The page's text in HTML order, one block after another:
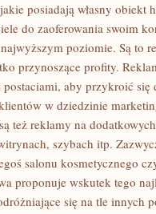
posiadają własny obiekt
do zaoferowania swoim
poziomie. Są to
przynoszące profity.
aby przykroić się
w dziedzinie
też reklamy na
szybach itp.
salonu kosmetycznego
proponuje wskutek tego
się na tle innych